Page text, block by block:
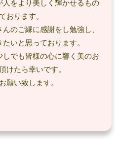
人をより美しく輝かせるもの
おります。
のご縁に感謝をし勉強し、
いと思っております。
でも皆様の心に響く美のお
けたら幸いです。
願い致します。